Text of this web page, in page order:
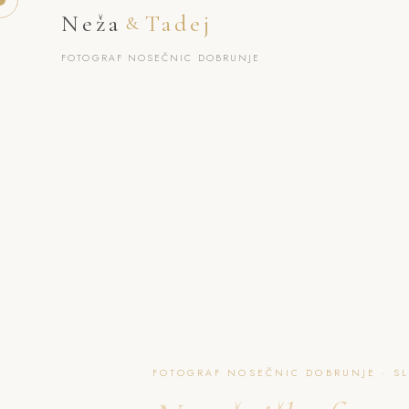
Neža & Tadej
FOTOGRAF NOSEČNIC DOBRUNJE
FOTOGRAF NOSEČNIC DOBRUNJE ·